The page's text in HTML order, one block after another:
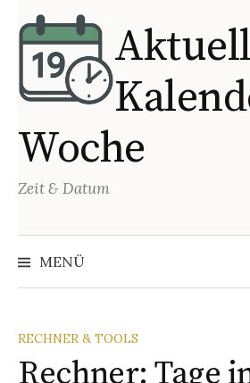
Springe
zum
Inhalt
Woche
Zeit & Datum
MENÜ
RECHNER & TOOLS
Rechner: Tage